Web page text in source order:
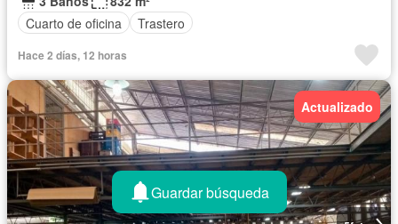
Cuarto de oficina
Trastero
Hace 2 días, 12 horas
Actualizado
Guardar búsqueda